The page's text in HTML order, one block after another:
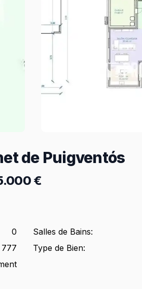
de Puigventós
€
0 Salles de Bains:
777 Type de Bien: